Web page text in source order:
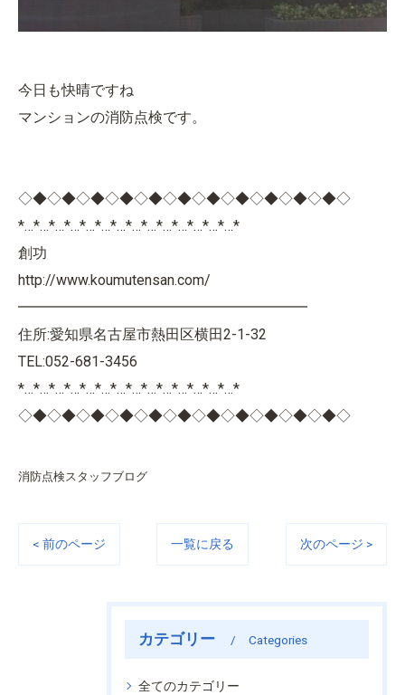
今日も快晴ですね
マンションの消防点検です。
◇◆◇◆◇◆◇◆◇◆◇◆◇◆◇◆◇◆◇◆◇◆◇
*…*…*…*…*…*…*…*…*…*…*…*…*…*…*
創功
http://www.koumutensan.com/
━━━━━━━━━━━━━━━━━━━━
住所:愛知県名古屋市熱田区横田2-1-32
TEL:052-681-3456
*…*…*…*…*…*…*…*…*…*…*…*…*…*…*
◇◆◇◆◇◆◇◆◇◆◇◆◇◆◇◆◇◆◇◆◇◆◇
消防点検スタッフブログ
< 前のページ 一覧に戻る 次のページ >
カテゴリー Categories
全てのカテゴリー